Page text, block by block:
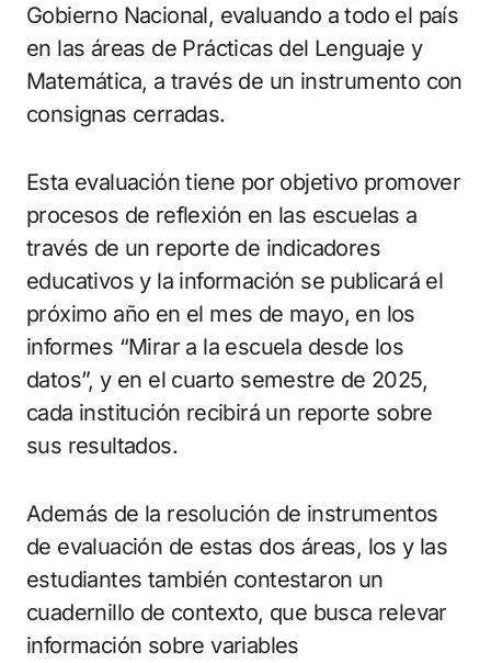
Gobierno Nacional, evaluando a todo el país
en las áreas de Prácticas del Lenguaje y
Matemática, a través de un instrumento con
consignas cerradas.
Esta evaluación tiene por objetivo promover
procesos de reflexión en las escuelas a
través de un reporte de indicadores
educativos y la información se publicará el
próximo año en el mes de mayo, en los
informes “Mirar a la escuela desde los
datos”, y en el cuarto semestre de 2025,
cada institución recibirá un reporte sobre
sus resultados.
Además de la resolución de instrumentos
de evaluación de estas dos áreas, los y las
estudiantes también contestaron un
cuadernillo de contexto, que busca relevar
información sobre variables